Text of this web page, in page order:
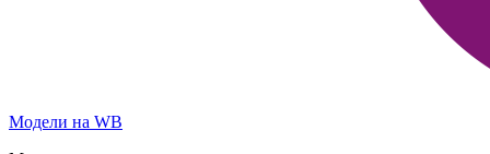
Модели на WB